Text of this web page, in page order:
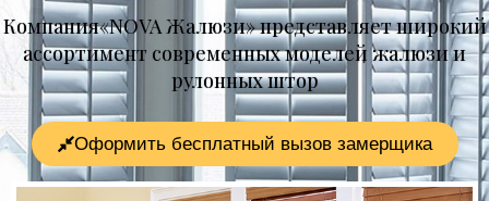
Компания«NOVA Жалюзи» представляет широкий
ассортимент современных моделей жалюзи и
рулонных штор
Оформить бесплатный вызов замерщика